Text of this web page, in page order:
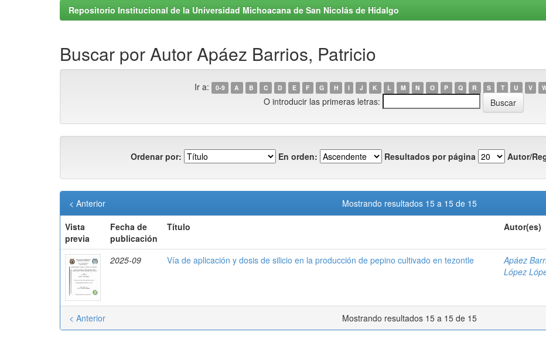
Repositorio Institucional de la Universidad Michoacana de San Nicolás de Hidalgo
Buscar por Autor Apáez Barrios, Patricio
Ir a: 0-9 A B C D E F G H I J K L M N O P Q R S T U V
O introducir las primeras letras:
Ordenar por: En orden: Resultados por página Autor/
Mostrando resultados 15 a 15 de 15
< Anterior
Vista
previa
Fecha de
publicación
Título Autor(es)
2025-09 Vía de aplicación y dosis de silicio en la producción de pepino cultivado en tezontle Apáez
López
Mostrando resultados 15 a 15 de 15
< Anterior